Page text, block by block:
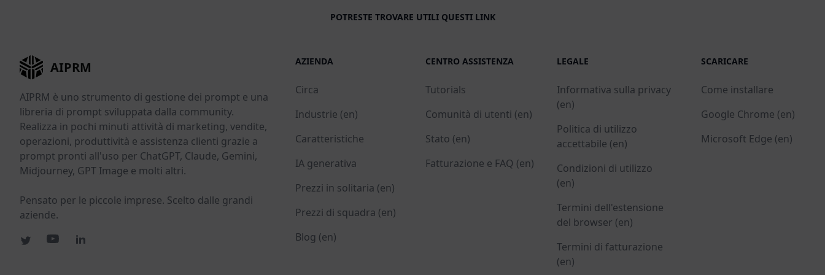
POTRESTE TROVARE UTILI QUESTI LINK
AIPRM
AIPRM è uno strumento di gestione dei prompt e una
libreria di prompt sviluppata dalla community.
Realizza in pochi minuti attività di marketing, vendite,
operazioni, produttività e assistenza clienti grazie a
prompt pronti all'uso per ChatGPT, Claude, Gemini,
Midjourney, GPT Image e molti altri.
Pensato per le piccole imprese. Scelto dalle grandi
aziende.
AZIENDA
Circa
Industrie (en)
Caratteristiche
IA generativa
Prezzi in solitaria (en)
Prezzi di squadra (en)
Blog (en)
CENTRO ASSISTENZA
Tutorials
Comunità di utenti (en)
Stato (en)
Fatturazione e FAQ (en)
LEGALE
Informativa sulla privacy
(en)
Politica di utilizzo
accettabile (en)
Condizioni di utilizzo
(en)
Termini dell'estensione
del browser (en)
Termini di fatturazione
(en)
SCARICARE
Come installare
Google Chrome (en)
Microsoft Edge (en)